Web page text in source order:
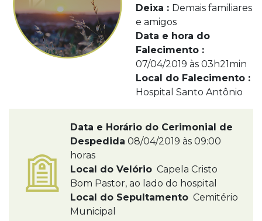
Deixa : Demais familiares
e amigos
Data e hora do
Falecimento :
07/04/2019 às 03h21min
Local do Falecimento :
Hospital Santo Antônio
Data e Horário do Cerimonial de
Despedida 08/04/2019 às 09:00
horas
Local do Velório Capela Cristo
Bom Pastor, ao lado do hospital
Local do Sepultamento Cemitério
Municipal